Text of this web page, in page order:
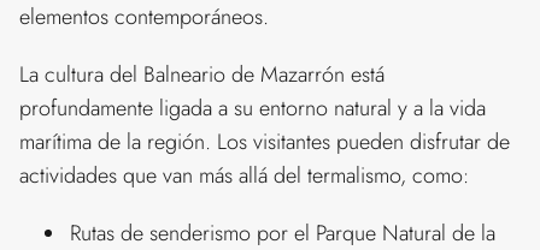
elementos contemporáneos.
La cultura del Balneario de Mazarrón está
profundamente ligada a su entorno natural y a la vida
marítima de la región. Los visitantes pueden disfrutar de
actividades que van más allá del termalismo, como:
Rutas de senderismo por el Parque Natural de la